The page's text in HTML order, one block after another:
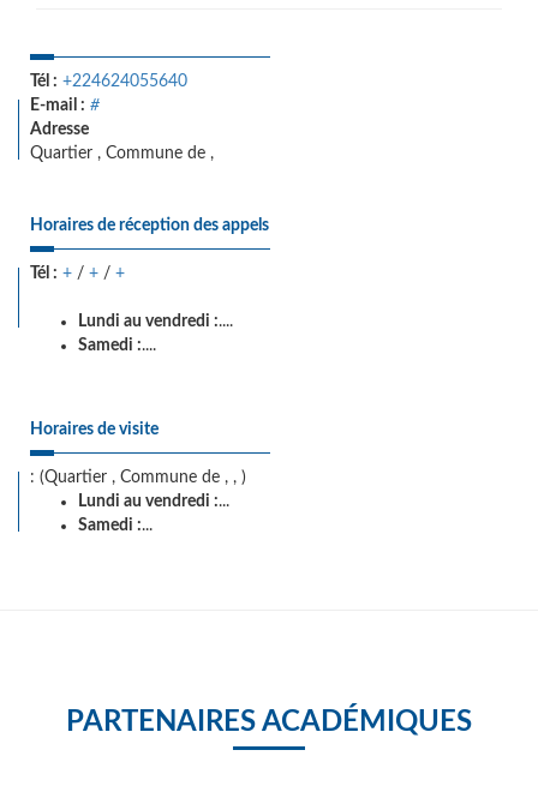
Tél : +224624055640
E-mail : #
Adresse
Quartier , Commune de ,
Horaires de réception des appels
Tél : + / + / +
Lundi au vendredi :....
Samedi :....
Horaires de visite
: (Quartier , Commune de , , )
Lundi au vendredi :...
Samedi :...
PARTENAIRES ACADÉMIQUES